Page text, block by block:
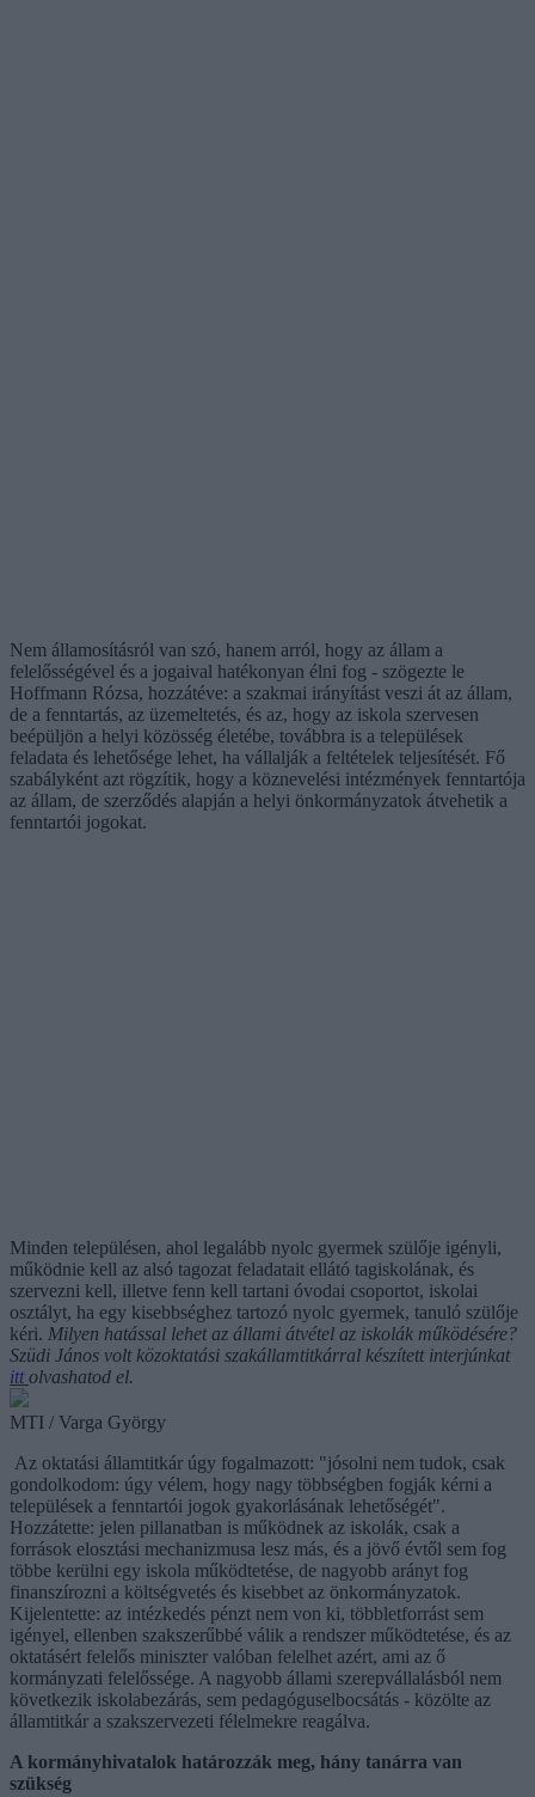
Nem államosításról van szó, hanem arról, hogy az állam a
felelősségével és a jogaival hatékonyan élni fog - szögezte le
Hoffmann Rózsa, hozzátéve: a szakmai irányítást veszi át az állam,
de a fenntartás, az üzemeltetés, és az, hogy az iskola szervesen
beépüljön a helyi közösség életébe, továbbra is a települések
feladata és lehetősége lehet, ha vállalják a feltételek teljesítését. Fő
szabályként azt rögzítik, hogy a köznevelési intézmények fenntartója
az állam, de szerződés alapján a helyi önkormányzatok átvehetik a
fenntartói jogokat.
Minden településen, ahol legalább nyolc gyermek szülője igényli,
működnie kell az alsó tagozat feladatait ellátó tagiskolának, és
szervezni kell, illetve fenn kell tartani óvodai csoportot, iskolai
osztályt, ha egy kisebbséghez tartozó nyolc gyermek, tanuló szülője
kéri. Milyen hatással lehet az állami átvétel az iskolák működésére?
Szüdi János volt közoktatási szakállamtitkárral készített interjúnkat
ittolvashatod el.
MTI / Varga György
Az oktatási államtitkár úgy fogalmazott: "jósolni nem tudok, csak
gondolkodom: úgy vélem, hogy nagy többségben fogják kérni a
települések a fenntartói jogok gyakorlásának lehetőségét".
Hozzátette: jelen pillanatban is működnek az iskolák, csak a
források elosztási mechanizmusa lesz más, és a jövő évtől sem fog
többe kerülni egy iskola működtetése, de nagyobb arányt fog
finanszírozni a költségvetés és kisebbet az önkormányzatok.
Kijelentette: az intézkedés pénzt nem von ki, többletforrást sem
igényel, ellenben szakszerűbbé válik a rendszer működtetése, és az
oktatásért felelős miniszter valóban felelhet azért, ami az ő
kormányzati felelőssége. A nagyobb állami szerepvállalásból nem
következik iskolabezárás, sem pedagóguselbocsátás - közölte az
államtitkár a szakszervezeti félelmekre reagálva.
A kormányhivatalok határozzák meg, hány tanárra van
szükség